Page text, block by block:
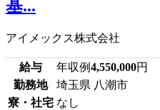
基...
アイメックス株式会社
給与 年収例4,550,000円
勤務地
埼玉県 八潮市
寮・社宅 なし